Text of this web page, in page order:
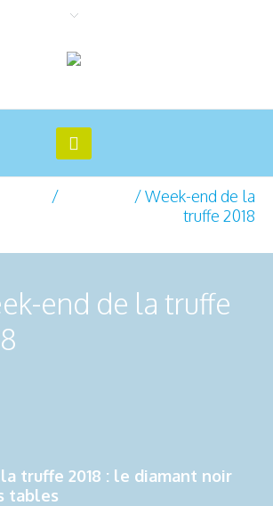
/ /Week-end de la
truffe 2018
end de la truffe
truffe 2018 : le diamant noir
tables